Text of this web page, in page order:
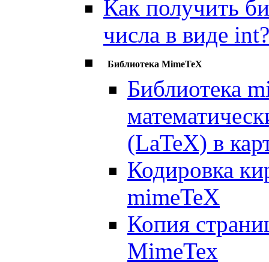
Как получить
числа в виде int?
Библиотека MimeTeX
Библиотека
(LaTeX) в
Кодировка
mimeTeX
Копия
MimeTex